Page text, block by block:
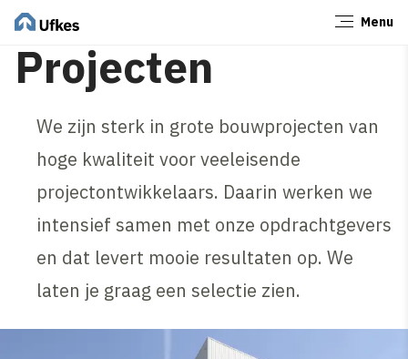
Menu
Projecten
We zijn sterk in grote bouwprojecten van
hoge kwaliteit voor veeleisende
projectontwikkelaars. Daarin werken we
intensief samen met onze opdrachtgevers
en dat levert mooie resultaten op. We
laten je graag een selectie zien.
Sluiten